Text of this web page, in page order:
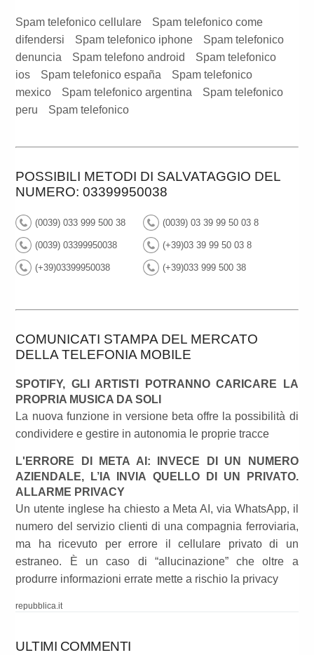
Spam telefonico cellulare
Spam telefonico come
difendersi
Spam telefonico iphone
Spam telefonico
denuncia
Spam telefono android
Spam telefonico
ios
Spam telefonico españa
Spam telefonico
mexico
Spam telefonico argentina
Spam telefonico
peru
Spam telefonico
POSSIBILI METODI DI SALVATAGGIO DEL
NUMERO: 03399950038
(0039) 033 999 500 38 (0039) 03 39 99 50 03 8
(0039) 03399950038 (+39)03 39 99 50 03 8
(+39)03399950038 (+39)033 999 500 38
COMUNICATI STAMPA DEL MERCATO
DELLA TELEFONIA MOBILE
SPOTIFY, GLI ARTISTI POTRANNO CARICARE LA
PROPRIA MUSICA DA SOLI
La nuova funzione in versione beta offre la possibilità di
condividere e gestire in autonomia le proprie tracce
L'ERRORE DI META AI: INVECE DI UN NUMERO
AZIENDALE, L’IA INVIA QUELLO DI UN PRIVATO.
ALLARME PRIVACY
Un utente inglese ha chiesto a Meta AI, via WhatsApp, il
numero del servizio clienti di una compagnia ferroviaria,
ma ha ricevuto per errore il cellulare privato di un
estraneo. È un caso di “allucinazione” che oltre a
produrre informazioni errate mette a rischio la privacy
repubblica.it
ULTIMI COMMENTI